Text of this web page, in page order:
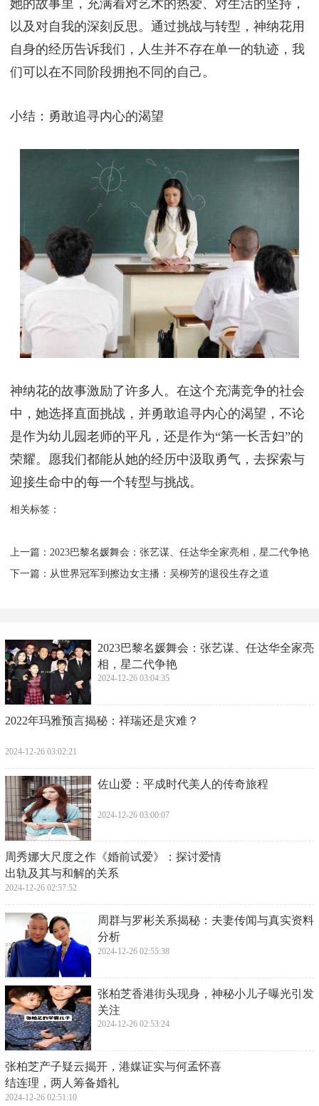
她的故事里，充满着对艺术的热爱、对生活的坚持，
以及对自我的深刻反思。通过挑战与转型，神纳花用
自身的经历告诉我们，人生并不存在单一的轨迹，我
们可以在不同阶段拥抱不同的自己。
小结：勇敢追寻内心的渴望
神纳花的故事激励了许多人。在这个充满竞争的社会
中，她选择直面挑战，并勇敢追寻内心的渴望，不论
是作为幼儿园老师的平凡，还是作为“第一长舌妇”的
荣耀。愿我们都能从她的经历中汲取勇气，去探索与
迎接生命中的每一个转型与挑战。
相关标签：
上一篇： ​2023巴黎名媛舞会：张艺谋、任达华全家亮相，星二代争艳
下一篇： ​从世界冠军到擦边女主播：吴柳芳的退役生存之道
​2023巴黎名媛舞会：张艺谋、任达华全家亮
相，星二代争艳
2024-12-26 03:04:35
​2022年玛雅预言揭秘：祥瑞还是灾难？
2024-12-26 03:02:21
​佐山爱：平成时代美人的传奇旅程
2024-12-26 03:00:07
​周秀娜大尺度之作《婚前试爱》：探讨爱情
出轨及其与和解的关系
2024-12-26 02:57:52
​周群与罗彬关系揭秘：夫妻传闻与真实资料
分析
2024-12-26 02:55:38
​张柏芝香港街头现身，神秘小儿子曝光引发
关注
2024-12-26 02:53:24
​张柏芝产子疑云揭开，港媒证实与何孟怀喜
结连理，两人筹备婚礼
2024-12-26 02:51:10